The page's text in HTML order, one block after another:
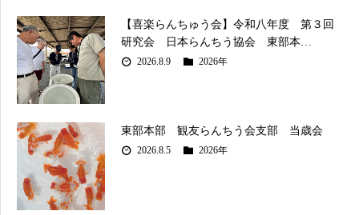
【喜楽らんちゅう会】令和八年度 第３回
研究会 日本らんちう協会 東部本…
2026.8.9 2026年
東部本部 観友らんちう会支部 当歳会
2026.8.5 2026年